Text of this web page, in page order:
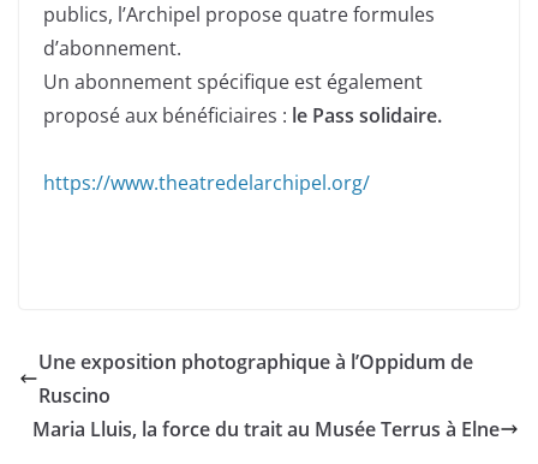
publics, l’Archipel propose quatre formules
d’abonnement.
Un abonnement spécifique est également
proposé aux bénéficiaires : le Pass solidaire.
https://www.theatredelarchipel.org/
Une exposition photographique à l’Oppidum de
Ruscino
Maria Lluis, la force du trait au Musée Terrus à Elne